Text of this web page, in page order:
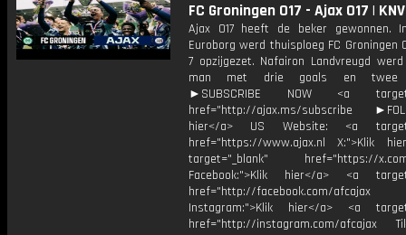
FC Groningen O17 - Ajax O17 |
Ajax O17 heeft de beker gewonnen.
Euroborg werd thuisploeg FC Groningen
7 opzijgezet. Nafairon Landvreugd
man met drie goals en twee
►SUBSCRIBE NOW <a
href="http://ajax.ms/subscribe
hier</a> US Website: <a
href="https://www.ajax.nl X:">Klik
target="_blank" href="https://x.com/
Facebook:">Klik hier</a> <a
href="http://facebook.com/afcajax
Instagram:">Klik hier</a> <a
href="http://instagram.com/afcajax